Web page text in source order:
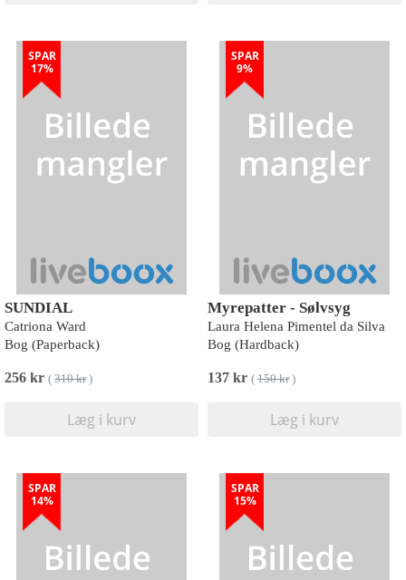
SPAR
17%
SUNDIAL
Catriona Ward
Bog (Paperback)
256 kr ( 310 kr)
Læg i kurv
SPAR
9%
Myrepatter - Sølvsyg
Laura Helena Pimentel da Silva
Bog (Hardback)
137 kr ( 150 kr)
Læg i kurv
SPAR
14%
SPAR
15%